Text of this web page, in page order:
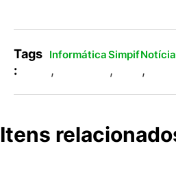
Tags
:
Informática
,
Simpif
,
Notícia
,
Itens